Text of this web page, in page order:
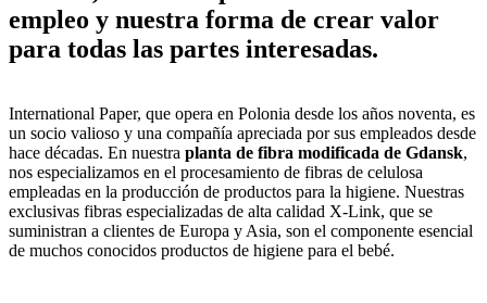
empleo y nuestra forma de crear valor
para todas las partes interesadas.
International Paper, que opera en Polonia desde los años noventa, es
un socio valioso y una compañía apreciada por sus empleados desde
hace décadas. En nuestra planta de fibra modificada de Gdansk,
nos especializamos en el procesamiento de fibras de celulosa
empleadas en la producción de productos para la higiene. Nuestras
exclusivas fibras especializadas de alta calidad X-Link, que se
suministran a clientes de Europa y Asia, son el componente esencial
de muchos conocidos productos de higiene para el bebé.